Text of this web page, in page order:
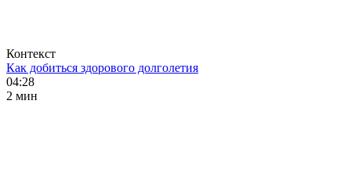
Контекст
Как добиться здорового долголетия
04:28
2 мин